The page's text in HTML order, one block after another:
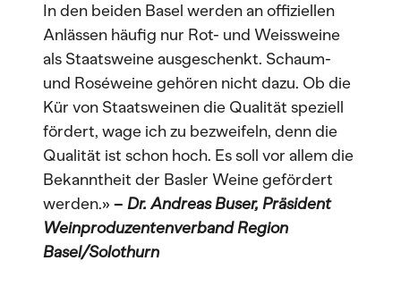
In den beiden Basel werden an offiziellen
Anlässen häufig nur Rot- und Weissweine
als Staatsweine ausgeschenkt. Schaum-
und Roséweine gehören nicht dazu. Ob die
Kür von Staatsweinen die Qualität speziell
fördert, wage ich zu bezweifeln, denn die
Qualität ist schon hoch. Es soll vor allem die
Bekanntheit der Basler Weine gefördert
werden.» – Dr. Andreas Buser, Präsident
Weinproduzentenverband Region
Basel/Solothurn